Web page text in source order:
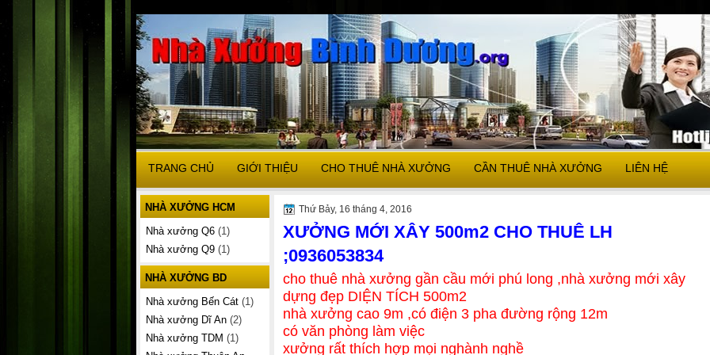
TRANG CHỦ GIỚI THIỆU CHO THUÊ NHÀ XƯỞNG CẦN THUÊ NHÀ XƯỞNG LIÊN HỆ
Thứ Bảy, 16 tháng 4, 2016
XƯỞNG MỚI XÂY 500m2 CHO THUÊ LH
;0936053834
cho thuê nhà xưởng gần cầu mới phú long ,nhà xưởng mới xây
dựng đẹp DIỆN TÍCH 500m2
nhà xưởng cao 9m ,có điện 3 pha đường rộng 12m
có văn phòng làm việc
xưởng rất thích hợp mọi nghành nghề
NHÀ XƯỞNG HCM
Nhà xưởng Q6 (1)
Nhà xưởng Q9 (1)
NHÀ XƯỞNG BD
Nhà xưởng Bến Cát (1)
Nhà xưởng Dĩ An (2)
Nhà xưởng TDM (1)